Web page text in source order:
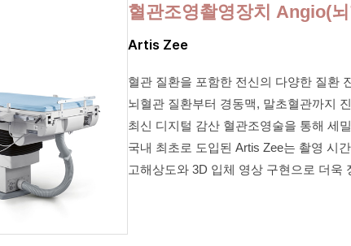
혈관조영촬영장치 Angio(
Artis Zee
혈관 질환을 포함한 전신의 다양한 질환
뇌혈관 질환부터 경동맥, 말초혈관까지
최신 디지털 감산 혈관조영술을 통해 세
국내 최초로 도입된 Artis Zee는 촬영 시
고해상도와 3D 입체 영상 구현으로 더욱